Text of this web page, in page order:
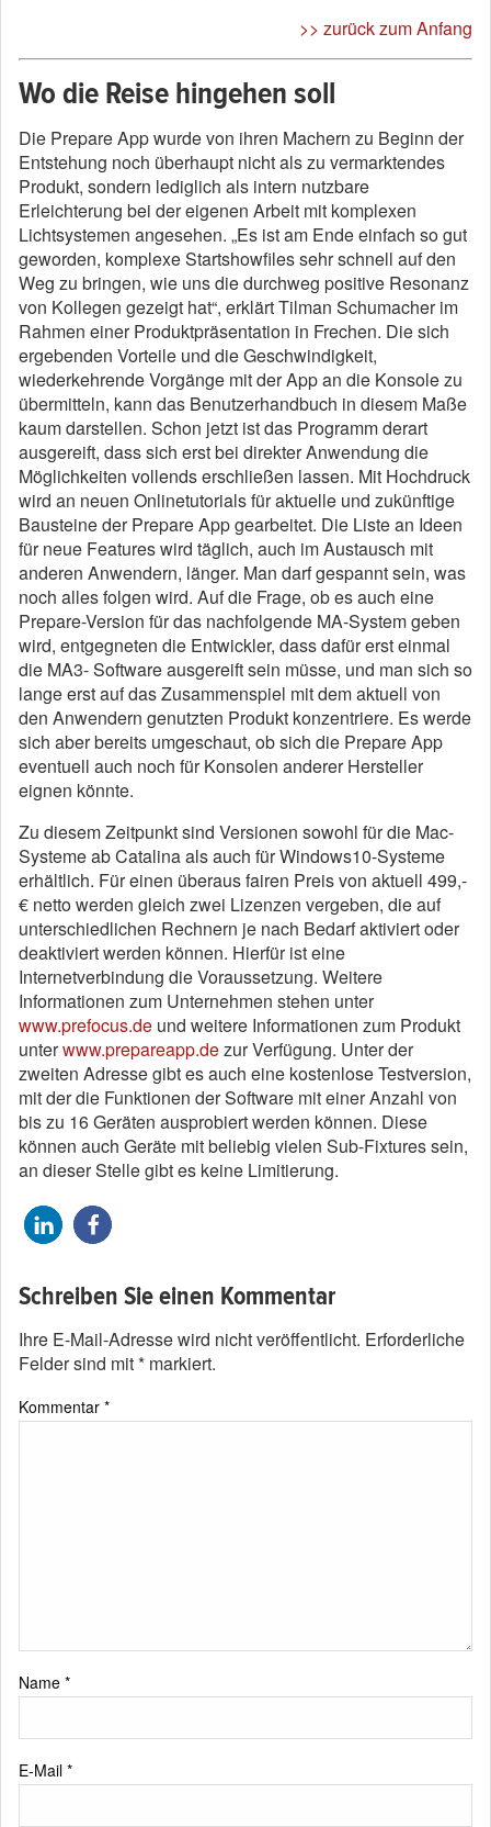
>> zurück zum Anfang
Wo die Reise hingehen soll
Die Prepare App wurde von ihren Machern zu Beginn der
Entstehung noch überhaupt nicht als zu vermarktendes
Produkt, sondern lediglich als intern nutzbare
Erleichterung bei der eigenen Arbeit mit komplexen
Lichtsystemen angesehen. „Es ist am Ende einfach so gut
geworden, komplexe Startshowfiles sehr schnell auf den
Weg zu bringen, wie uns die durchweg positive Resonanz
von Kollegen gezeigt hat“, erklärt Tilman Schumacher im
Rahmen einer Produktpräsentation in Frechen. Die sich
ergebenden Vorteile und die Geschwindigkeit,
wiederkehrende Vorgänge mit der App an die Konsole zu
übermitteln, kann das Benutzerhandbuch in diesem Maße
kaum darstellen. Schon jetzt ist das Programm derart
ausgereift, dass sich erst bei direkter Anwendung die
Möglichkeiten vollends erschließen lassen. Mit Hochdruck
wird an neuen Onlinetutorials für aktuelle und zukünftige
Bausteine der Prepare App gearbeitet. Die Liste an Ideen
für neue Features wird täglich, auch im Austausch mit
anderen Anwendern, länger. Man darf gespannt sein, was
noch alles folgen wird. Auf die Frage, ob es auch eine
Prepare-Version für das nachfolgende MA-System geben
wird, entgegneten die Entwickler, dass dafür erst einmal
die MA3- Software ausgereift sein müsse, und man sich so
lange erst auf das Zusammenspiel mit dem aktuell von
den Anwendern genutzten Produkt konzentriere. Es werde
sich aber bereits umgeschaut, ob sich die Prepare App
eventuell auch noch für Konsolen anderer Hersteller
eignen könnte.
Zu diesem Zeitpunkt sind Versionen sowohl für die Mac-
Systeme ab Catalina als auch für Windows10-Systeme
erhältlich. Für einen überaus fairen Preis von aktuell 499,-
€ netto werden gleich zwei Lizenzen vergeben, die auf
unterschiedlichen Rechnern je nach Bedarf aktiviert oder
deaktiviert werden können. Hierfür ist eine
Internetverbindung die Voraussetzung. Weitere
Informationen zum Unternehmen stehen unter
www.prefocus.de und weitere Informationen zum Produkt
unterwww.prepareapp.dezur Verfügung. Unter der
zweiten Adresse gibt es auch eine kostenlose Testversion,
mit der die Funktionen der Software mit einer Anzahl von
bis zu 16 Geräten ausprobiert werden können. Diese
können auch Geräte mit beliebig vielen Sub-Fixtures sein,
an dieser Stelle gibt es keine Limitierung.
Schreiben Sie einen Kommentar
Ihre E-Mail-Adresse wird nicht veröffentlicht. Erforderliche
Felder sind mit* markiert.
Kommentar *
Name *
E-Mail *